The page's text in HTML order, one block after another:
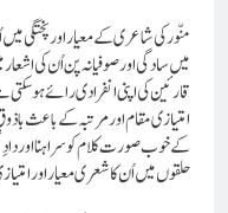
منّور کی شاعری کے معیار اور پختگی
میں سادگی اور صوفیانہ پن اُن کی
قارئین کی اپنی انفرادی رائے ہو
امتیازی مقام اور مرتبہ کے باعث
کے خوب صورت کلام کو سراہنا اور دادِ
حلقوں میں اُن کا شعری معیار اور